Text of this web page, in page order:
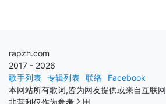
rapzh.com
2017 - 2026
歌手列表 专辑列表 联络
Facebook
本网站所有歌词,皆为网友提供或来自互联网
非营利仅作为参考之用